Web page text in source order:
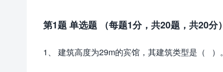
第1题 单选题 （每题1分，共20题，共20分）
1、 建筑高度为29m的宾馆，其建筑类型是（ ）。